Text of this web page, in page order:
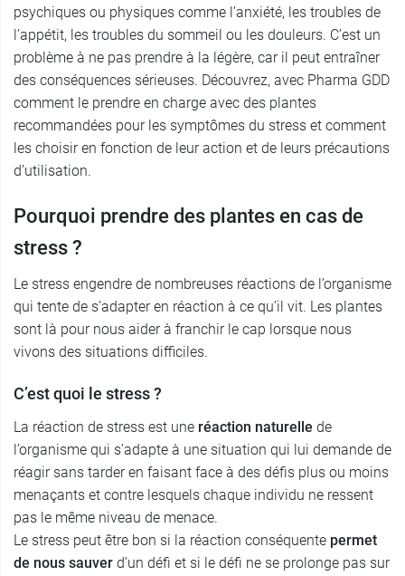
psychiques ou physiques comme l’anxiété, les troubles de
l’appétit, les troubles du sommeil ou les douleurs. C’est un
problème à ne pas prendre à la légère, car il peut entraîner
des conséquences sérieuses. Découvrez, avec Pharma GDD
comment le prendre en charge avec des plantes
recommandées pour les symptômes du stress et comment
les choisir en fonction de leur action et de leurs précautions
d’utilisation.
Pourquoi prendre des plantes en cas de
stress ?
Le stress engendre de nombreuses réactions de l’organisme
qui tente de s’adapter en réaction à ce qu’il vit. Les plantes
sont là pour nous aider à franchir le cap lorsque nous
vivons des situations difficiles.
C’est quoi le stress ?
La réaction de stress est une réaction naturelle de
l’organisme qui s’adapte à une situation qui lui demande de
réagir sans tarder en faisant face à des défis plus ou moins
menaçants et contre lesquels chaque individu ne ressent
pas le même niveau de menace.
Le stress peut être bon si la réaction conséquente permet
de nous sauver d’un défi et si le défi ne se prolonge pas sur